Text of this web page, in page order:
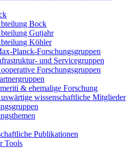
Bock
Gutjahr
Köhler
Planck-Forschungsgruppen
und Servicegruppen
Forschungsgruppen
& ehemalige Forschung
wissenschaftliche Mitglieder
Publikationen
Tools